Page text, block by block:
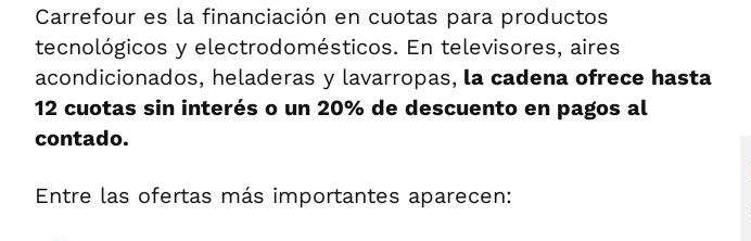
Carrefour es la financiación en cuotas para productos
tecnológicos y electrodomésticos. En televisores, aires
acondicionados, heladeras y lavarropas, la cadena ofrece hasta
12 cuotas sin interés o un 20% de descuento en pagos al
contado.
Entre las ofertas más importantes aparecen: